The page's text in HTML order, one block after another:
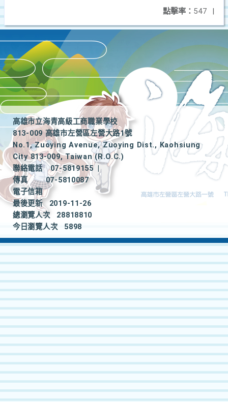
點擊率： 547 |
高雄市立海青高級工商職業學校
813-009 高雄市左營區左營大路1號
No.1, Zuoying Avenue, Zuoying Dist., Kaohsiung
City 813-009, Taiwan (R.O.C.)
聯絡電話
07-5819155
|
傳真
07-5810087
電子信箱
最後更新
2019-11-26
總瀏覽人次
28818810
今日瀏覽人次
5898